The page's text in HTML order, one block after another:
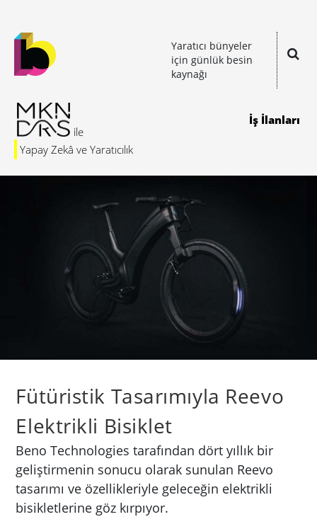
Yaratıcı bünyeler
için günlük besin
kaynağı
Yapay Zekâ ve Yaratıcılık
İş İlanları
Fütüristik Tasarımıyla Reevo
Elektrikli Bisiklet
Beno Technologies tarafından dört yıllık bir
geliştirmenin sonucu olarak sunulan Reevo
tasarımı ve özellikleriyle geleceğin elektrikli
bisikletlerine göz kırpıyor.